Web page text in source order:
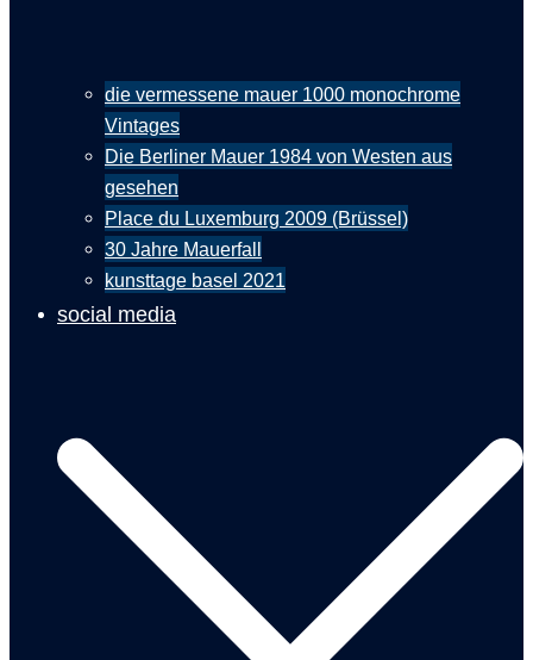
die vermessene mauer 1000 monochrome
Vintages
Die Berliner Mauer 1984 von Westen aus
gesehen
Place du Luxemburg 2009 (Brüssel)
30 Jahre Mauerfall
kunsttage basel 2021
social media